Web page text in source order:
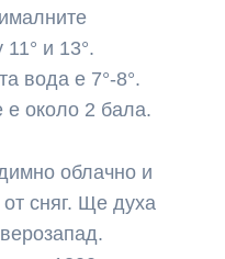
и 13°.
вода е 7°-8°.
около 2 бала.
облачно и
сняг. Ще духа